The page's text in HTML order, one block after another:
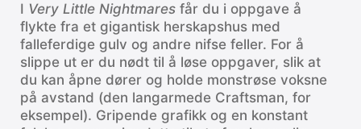
I Very Little Nightmares får du i oppgave å
flykte fra et gigantisk herskapshus med
falleferdige gulv og andre nifse feller. For å
slippe ut er du nødt til å løse oppgaver, slik at
du kan åpne dører og holde monstrøse voksne
på avstand (den langarmede Craftsman, for
eksempel). Gripende grafikk og en konstant